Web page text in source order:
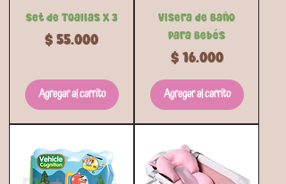
Set de Toallas x 3
Precio
$ 55.000
Agregar al carrito
Visera de Baño
para Bebés
Precio
$ 16.000
Agregar al carrito